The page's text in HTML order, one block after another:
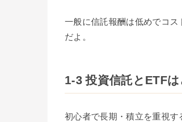
一般に信託報酬は低めでコ
だよ。
1-3 投資信託とETF
初心者で長期・積立を重視